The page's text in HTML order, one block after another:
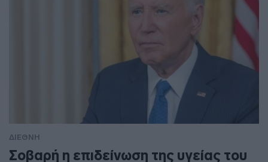
ΔΙΕΘΝΗ
Σοβαρή η επιδείνωση της υγείας του